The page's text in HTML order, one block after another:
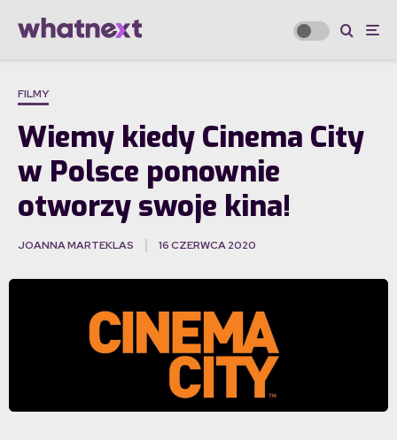
FILMY
Wiemy kiedy Cinema City
w Polsce ponownie
otworzy swoje kina!
JOANNA MARTEKLAS 16 CZERWCA 2020